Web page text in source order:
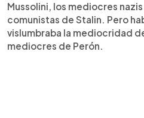
Mussolini, los mediocres
comunistas de Stalin. Pero
vislumbraba la mediocridad
mediocres de Perón.